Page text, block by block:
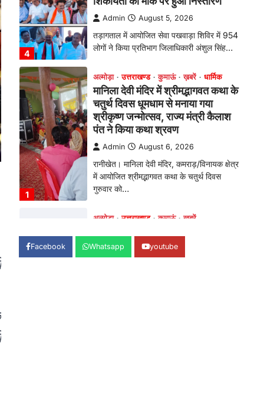
1
August 6, 2026
में आयोजित श्रीमद्भागवत कथा के चतुर्थ दिवस
गुरुवार को…
2
अल्मोड़ा उत्तराखण्ड कुमाऊं ख़बरें
रानीखेत में शिक्षा-स्वास्थ्य व्यवस्था पर
फूटा कांग्रेस का गुस्सा, मंत्री और
सरकार का पुतला फूंका
August 6, 2026
व शिक्षा मंत्री का फूंका पुतला 'विद्यालयों में…
रानीखेत में युवा कांग्रेस की जिला बैठक,
सफल बनाने का लिया संकल्प
Facebook Whatsapp youtube